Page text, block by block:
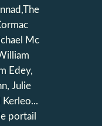
Mc
Edey,
Julie
Kerleo...
portail